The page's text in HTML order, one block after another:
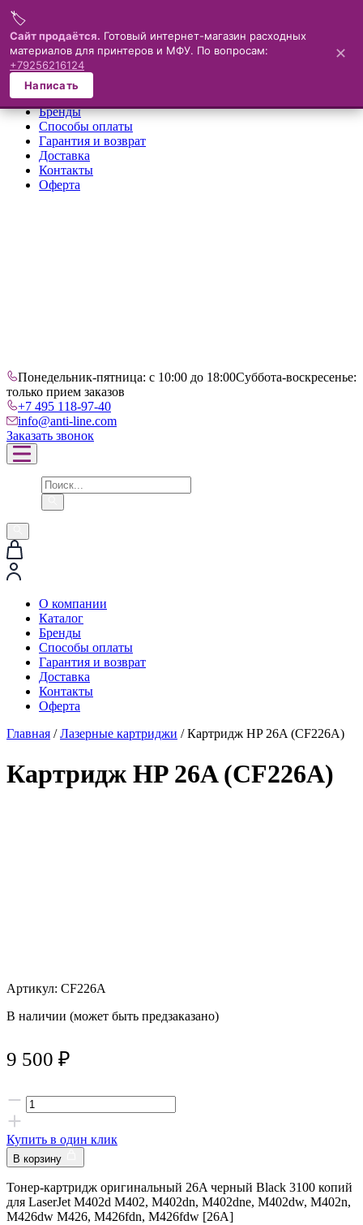
Меню
×
О компании
Каталог
Бренды
Способы оплаты
Гарантия и возврат
Доставка
Контакты
Оферта
Понедельник-пятница: с 10:00 до 18:00Суббота-воскресенье:
только прием заказов
+7 495 118-97-40
info@anti-line.com
Заказать звонок
О компании
Каталог
Бренды
Способы оплаты
Гарантия и возврат
Доставка
Контакты
Оферта
Главная /Лазерные картриджи / Картридж HP 26A (CF226A)
Картридж HP 26A (CF226A)
Артикул: CF226A
В наличии (может быть предзаказано)
9 500 ₽
Купить в один клик
В корзину
Тонер-картридж оригинальный 26A черный Black 3100 копий
для LaserJet M402d M402, M402dn, M402dne, M402dw, M402n,
M426dw M426, M426fdn, M426fdw [26A]
🏷️
Сайт продаётся. Готовый интернет-магазин расходных
материалов для принтеров и МФУ. По вопросам:
+79256216124
Написать
✕